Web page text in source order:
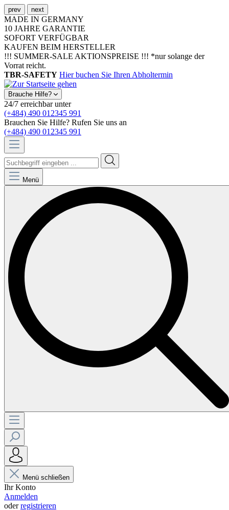
prev next
MADE IN GERMANY
10 JAHRE GARANTIE
SOFORT VERFÜGBAR
KAUFEN BEIM HERSTELLER
!!! SUMMER-SALE AKTIONSPREISE !!! *nur solange der
Vorrat reicht.
TBR-SAFETY Hier buchen Sie Ihren Abholtermin
Brauche Hilfe?
24/7 erreichbar unter
(+484) 490 012345 991
Brauchen Sie Hilfe? Rufen Sie uns an
(+484) 490 012345 991
Menü
Menü schließen
Ihr Konto
Anmelden
oderregistrieren